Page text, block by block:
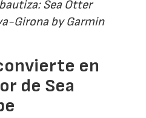
Sea Otter
Girona by Garmin
en
de Sea